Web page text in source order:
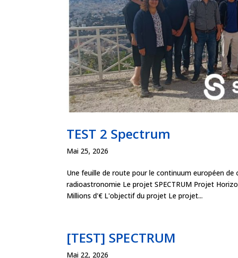
TEST 2 Spectrum
Mai 25, 2026
Une feuille de route pour le continuum européen
radioastronomie Le projet SPECTRUM Projet
Millions d'€ L'objectif du projet Le projet...
[TEST] SPECTRUM
Mai 22, 2026